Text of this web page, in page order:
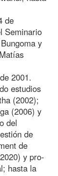
de
Seminario
y
2001.
estudios
(2002);
(2006) y
del
de
de
y pro-
hasta la